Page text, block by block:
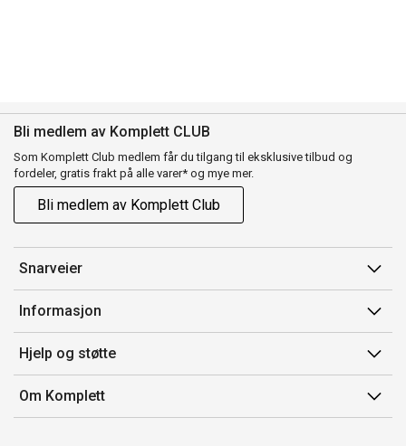
Bli medlem av Komplett CLUB
Som Komplett Club medlem får du tilgang til eksklusive tilbud og
fordeler, gratis frakt på alle varer* og mye mer.
Bli medlem av Komplett Club
Snarveier
Min side
Ordreoversikt
Flex
Komplett Club
Informasjon
Salgsbetingelser
Medlemsvilkår for Komplett Club
Merker/produsent
Hjelp og støtte
Kontakt oss
Kundeservice
Om Komplett